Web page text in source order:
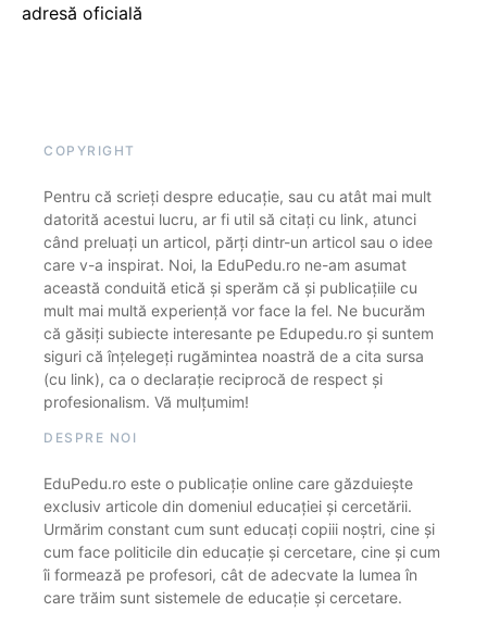
adresă oficială
COPYRIGHT
Pentru că scrieți despre educație, sau cu atât mai mult
datorită acestui lucru, ar fi util să citați cu link, atunci
când preluați un articol, părți dintr-un articol sau o idee
care v-a inspirat. Noi, la EduPedu.ro ne-am asumat
această conduită etică și sperăm că și publicațiile cu
mult mai multă experiență vor face la fel. Ne bucurăm
că găsiți subiecte interesante pe Edupedu.ro și suntem
siguri că înțelegeți rugămintea noastră de a cita sursa
(cu link), ca o declarație reciprocă de respect și
profesionalism. Vă mulțumim!
DESPRE NOI
EduPedu.ro este o publicație online care găzduiește
exclusiv articole din domeniul educației și cercetării.
Urmărim constant cum sunt educați copiii noștri, cine și
cum face politicile din educație și cercetare, cine și cum
îi formează pe profesori, cât de adecvate la lumea în
care trăim sunt sistemele de educație și cercetare.